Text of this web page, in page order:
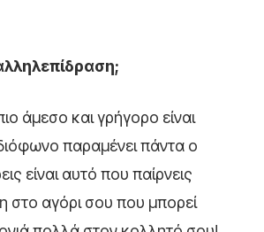
άμεσο και γρήγορο είναι
παραμένει πάντα ο
είναι αυτό που παίρνεις
στο αγόρι σου που μπορεί